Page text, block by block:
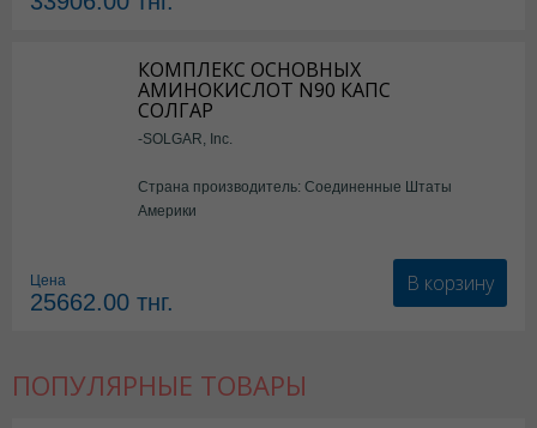
КОМПЛЕКС ОСНОВНЫХ
АМИНОКИСЛОТ N90 КАПС
СОЛГАР
-SOLGAR, Inc.
Страна производитель: Соединенные Штаты
Америки
Цена
25662.00 тнг.
В корзину
ПОПУЛЯРНЫЕ ТОВАРЫ